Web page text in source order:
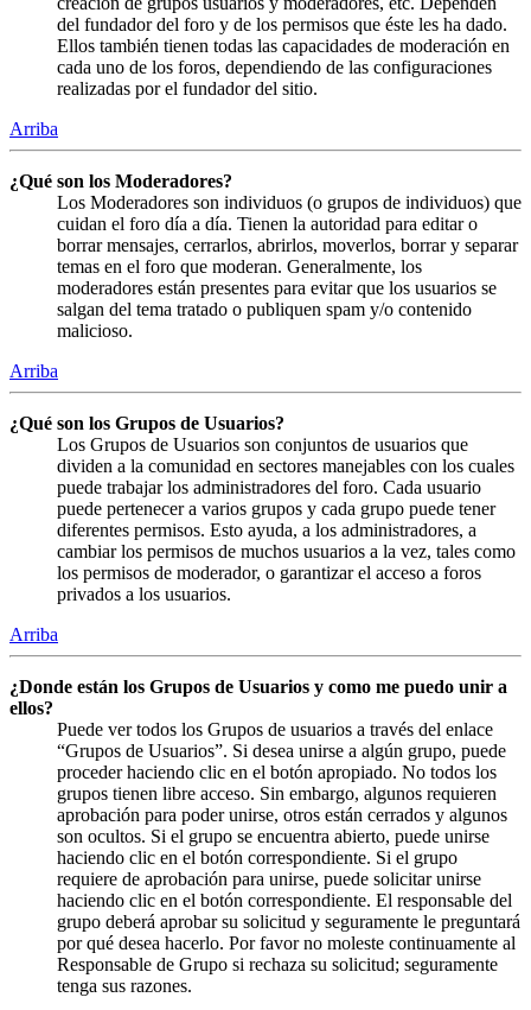
del fundador del foro y de los permisos que éste les ha dado.
Ellos también tienen todas las capacidades de moderación en
cada uno de los foros, dependiendo de las configuraciones
realizadas por el fundador del sitio.
Arriba
¿Qué son los Moderadores?
Los Moderadores son individuos (o grupos de individuos) que
cuidan el foro día a día. Tienen la autoridad para editar o
borrar mensajes, cerrarlos, abrirlos, moverlos, borrar y separar
temas en el foro que moderan. Generalmente, los
moderadores están presentes para evitar que los usuarios se
salgan del tema tratado o publiquen spam y/o contenido
malicioso.
Arriba
¿Qué son los Grupos de Usuarios?
Los Grupos de Usuarios son conjuntos de usuarios que
dividen a la comunidad en sectores manejables con los cuales
puede trabajar los administradores del foro. Cada usuario
puede pertenecer a varios grupos y cada grupo puede tener
diferentes permisos. Esto ayuda, a los administradores, a
cambiar los permisos de muchos usuarios a la vez, tales como
los permisos de moderador, o garantizar el acceso a foros
privados a los usuarios.
Arriba
¿Donde están los Grupos de Usuarios y como me puedo unir a
ellos?
Puede ver todos los Grupos de usuarios a través del enlace
“Grupos de Usuarios”. Si desea unirse a algún grupo, puede
proceder haciendo clic en el botón apropiado. No todos los
grupos tienen libre acceso. Sin embargo, algunos requieren
aprobación para poder unirse, otros están cerrados y algunos
son ocultos. Si el grupo se encuentra abierto, puede unirse
haciendo clic en el botón correspondiente. Si el grupo
requiere de aprobación para unirse, puede solicitar unirse
haciendo clic en el botón correspondiente. El responsable del
grupo deberá aprobar su solicitud y seguramente le preguntará
por qué desea hacerlo. Por favor no moleste continuamente al
Responsable de Grupo si rechaza su solicitud; seguramente
tenga sus razones.